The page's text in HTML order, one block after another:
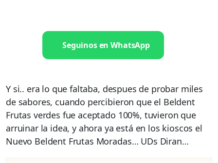
Seguinos en WhatsApp
Y si.. era lo que faltaba, despues de probar miles
de sabores, cuando percibieron que el Beldent
Frutas verdes fue aceptado 100%, tuvieron que
arruinar la idea, y ahora ya está en los kioscos el
Nuevo Beldent Frutas Moradas… UDs Diran…